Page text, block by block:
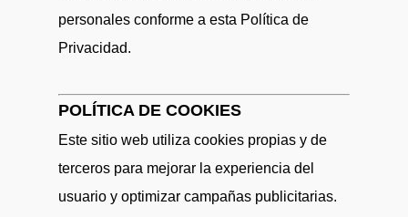
personales conforme a esta Política de
Privacidad.
POLÍTICA DE COOKIES
Este sitio web utiliza cookies propias y de
terceros para mejorar la experiencia del
usuario y optimizar campañas publicitarias.